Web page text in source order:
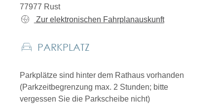
77977 Rust
Zur elektronischen Fahrplanauskunft
PARKPLATZ
Parkplätze sind hinter dem Rathaus vorhanden
(Parkzeitbegrenzung max. 2 Stunden; bitte
vergessen Sie die Parkscheibe nicht)